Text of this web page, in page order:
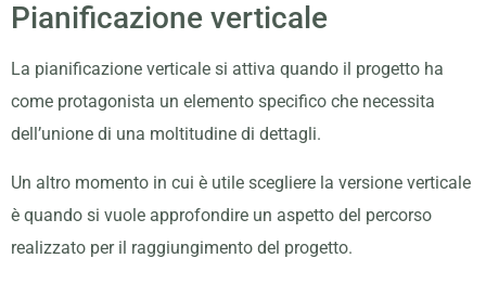
Pianificazione verticale
La pianificazione verticale si attiva quando il progetto ha
come protagonista un elemento specifico che necessita
dell’unione di una moltitudine di dettagli.
Un altro momento in cui è utile scegliere la versione verticale
è quando si vuole approfondire un aspetto del percorso
realizzato per il raggiungimento del progetto.